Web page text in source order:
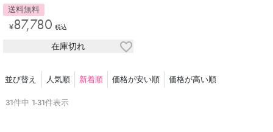
送料無料
¥87,780 税込
在庫切れ
並び替え 人気順 新着順 価格が安い順
価格が高い順
31件中 1-31件表示